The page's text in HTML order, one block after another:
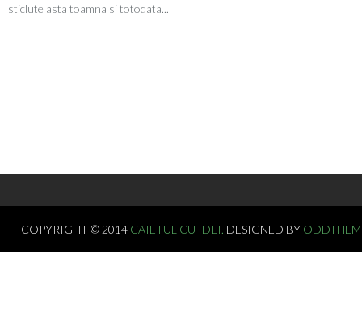
sticlute asta toamna si totodata...
COPYRIGHT © 2014 CAIETUL CU IDEI. DESIGNED BY